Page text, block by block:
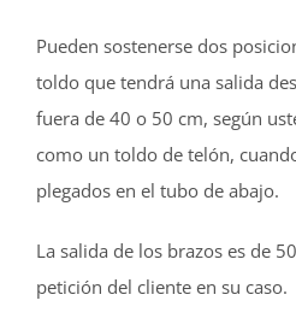
Pueden sostenerse dos
toldo que tendrá una salida
fuera de 40 o 50 cm, según
como un toldo de telón,
plegados en el tubo de abajo.
La salida de los brazos es de
petición del cliente en su caso.